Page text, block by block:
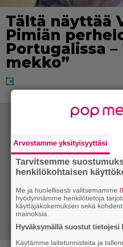
Tältä näyttää
Pimiän
Portugalissa –
mekko”
Arvostamme yksityisyyttäsi
Tarvitsemme
henkilökohtaisen
Me ja huolellisesti valitsemamme
hyödynnämme henkilötietoja
käyttäjäkokemuksen sekä
mainoksia.
Hyväksymällä suostut tietojesi
Käytämme laitetunnisteita ja